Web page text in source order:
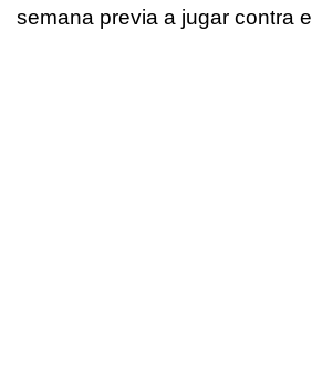
semana previa a jugar contra